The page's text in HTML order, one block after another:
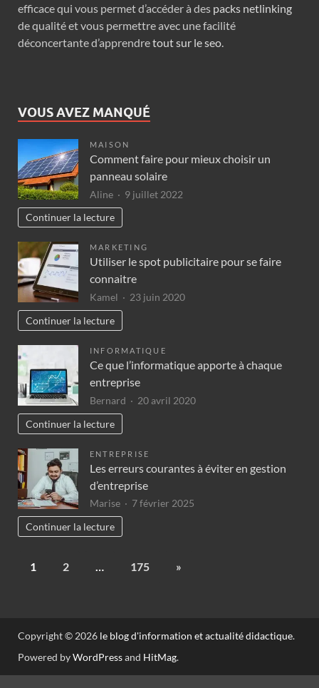
efficace qui vous permet d’accéder à des packs netlinking
de qualité et vous permettre avec une facilité
déconcertante d’apprendretout sur le seo
VOUS AVEZ MANQUÉ
MAISON
Comment faire pour mieux choisir un
panneau solaire
Aline
9 juillet 2022
Continuer la lecture
MARKETING
Utiliser le spot publicitaire pour se faire
connaitre
Kamel
23 juin 2020
Continuer la lecture
INFORMATIQUE
Ce que l’informatique apporte à chaque
entreprise
Bernard
20 avril 2020
Continuer la lecture
ENTREPRISE
Les erreurs courantes à éviter en gestion
d’entreprise
Marise
7 février 2025
Continuer la lecture
1 2 … 175 »
Copyright © 2026 le blog d'information et actualité didactique.
Powered byWordPressand HitMag.